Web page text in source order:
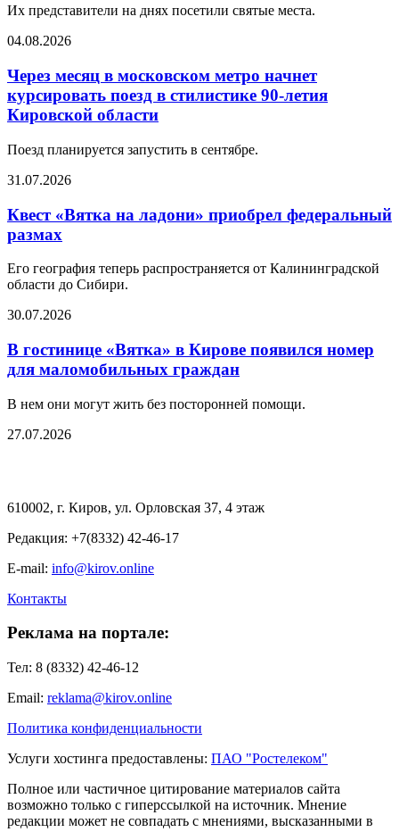
Их представители на днях посетили святые места.
04.08.2026
Через месяц в московском метро начнет
курсировать поезд в стилистике 90-летия
Кировской области
Поезд планируется запустить в сентябре.
31.07.2026
Квест «Вятка на ладони» приобрел федеральный
размах
Его география теперь распространяется от Калининградской
области до Сибири.
30.07.2026
В гостинице «Вятка» в Кирове появился номер
для маломобильных граждан
В нем они могут жить без посторонней помощи.
27.07.2026
610002, г. Киров, ул. Орловская 37, 4 этаж
Редакция: +7(8332) 42-46-17
E-mail: info@kirov.online
Контакты
Реклама на портале:
Тел: 8 (8332) 42-46-12
Email: reklama@kirov.online
Политика конфиденциальности
Услуги хостинга предоставлены: ПАО "Ростелеком"
Полное или частичное цитирование материалов сайта
возможно только с гиперссылкой на источник. Мнение
редакции может не совпадать с мнениями, высказанными в